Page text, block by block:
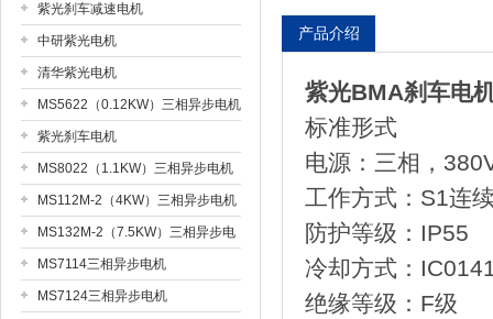
紫光刹车减速电机
中研紫光电机
清华紫光电机
MS5622（0.12KW）三相异步电机
紫光刹车电机
MS8022（1.1KW）三相异步电机
MS112M-2（4KW）三相异步电机
MS132M-2（7.5KW）三相异步电
机
MS7114三相异步电机
MS7124三相异步电机
产品介绍
紫光BMA刹车电
标准形式
电源：三相，
工作方式：S1连
防护等级：IP55
冷却方式：
绝缘等级：F级